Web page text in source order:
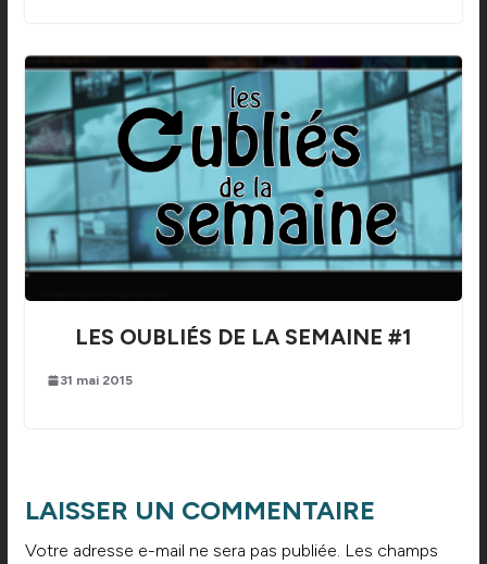
LES OUBLIÉS DE LA SEMAINE #1
31 mai 2015
LAISSER UN COMMENTAIRE
Votre adresse e-mail ne sera pas publiée. Les champs